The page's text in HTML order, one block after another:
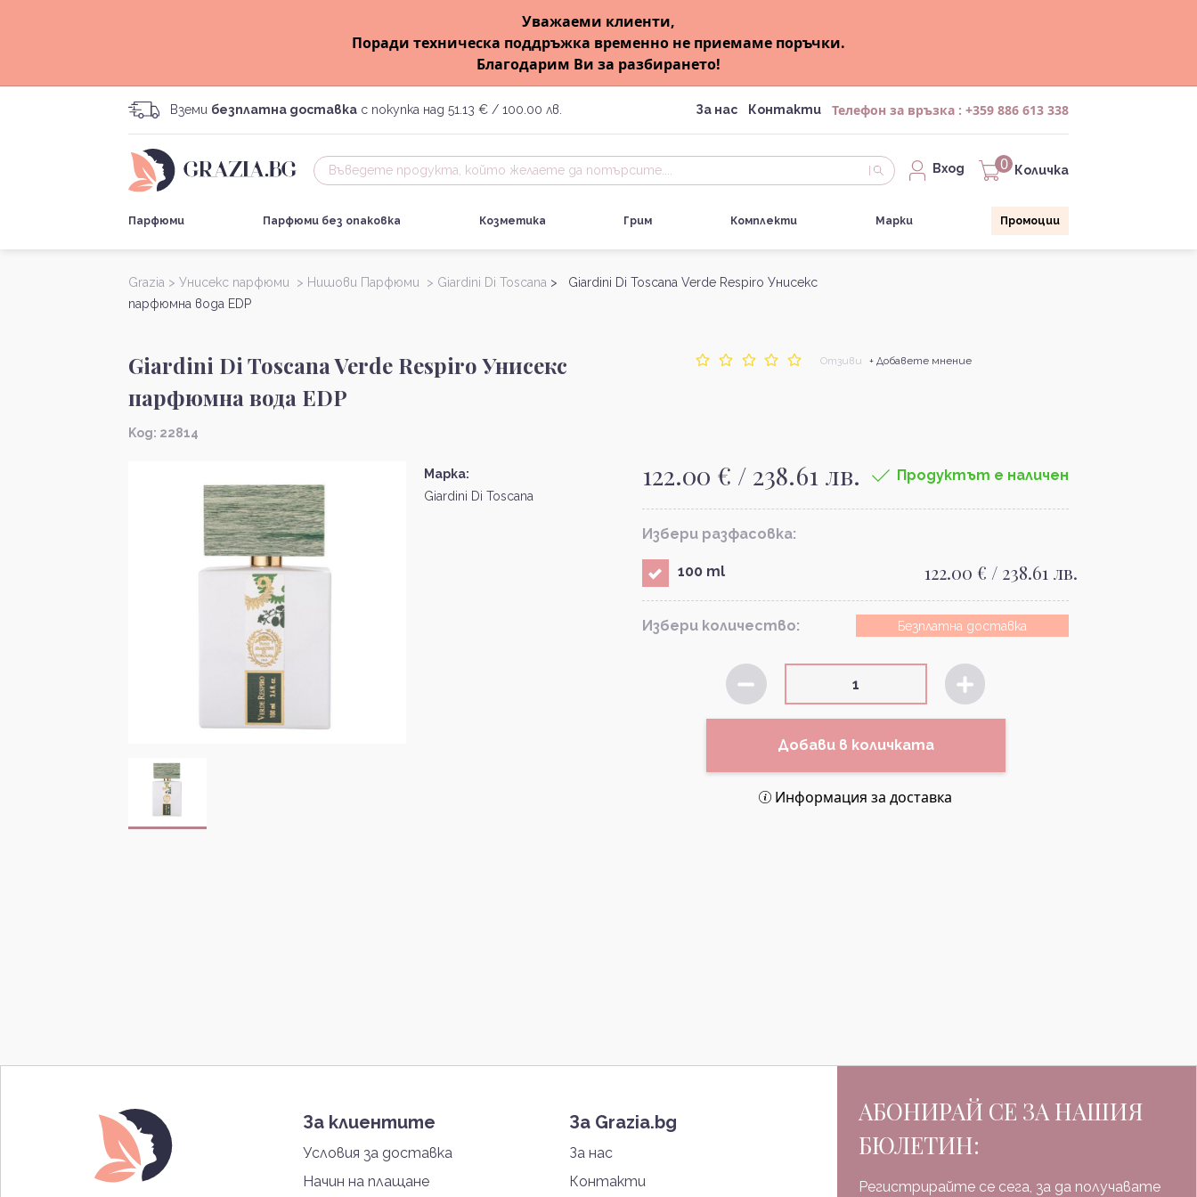
Уважаеми клиенти,
Поради техническа поддръжка временно не приемаме поръчки.
Благодарим Ви за разбирането!
Вземи безплатна доставка с покупка над 51.13 € / 100.00 лв. За нас Контакти Телефон за връзка : +359 886 613 338
Вход 0 Количка
Парфюми Парфюми без опаковка Козметика Грим Комплекти Марки Промоции
Grazia > Унисекс парфюми > Нишови Парфюми > Giardini Di Toscana > Giardini Di Toscana Verde Respiro Унисекс
парфюмна вода EDP
Giardini Di Toscana Verde Respiro Унисекс
парфюмна вода EDP
Kод: 22814
Отзиви + Добавете мнение
Марка:
Giardini Di Toscana
122.00 € / 238.61 лв. Продуктът е наличен
Избери разфасовка:
100 ml 122.00 € / 238.61 лв.
Избери количество: Безплатна доставка
Добави в количката
Информация за доставка
За клиентите
Условия за доставка
Начин на плащане
За Grazia.bg
За нас
Контакти
АБОНИРАЙ СЕ ЗА НАШИЯ
БЮЛЕТИН:
Регистрирайте се сега, за да получавате